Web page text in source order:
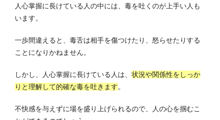
人心掌握に長けている人の中には、毒を吐くのが上手い人も
います。
一歩間違えると、毒舌は相手を傷つけたり、怒らせたりする
ことになりかねません。
しかし、人心掌握に長けている人は、 状況や関係性をしっか
りと理解して的確な毒を吐きます。
不快感を与えずに場を盛り上げられるので、人の心を掴むこ